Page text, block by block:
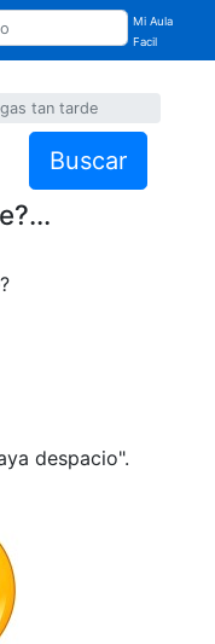
Mi Aula
Facil
tan tarde
Buscar
despacio".